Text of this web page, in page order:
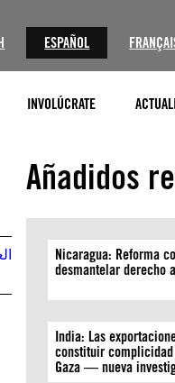
ESPAÑOL
INVOLÚCRATE
Añadidos
Nicaragua: Reforma
desmantelar derecho
India: Las
constituir
Gaza — nueva